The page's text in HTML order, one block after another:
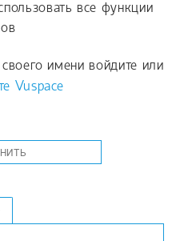
все функции
имени войдите или
Vuspace